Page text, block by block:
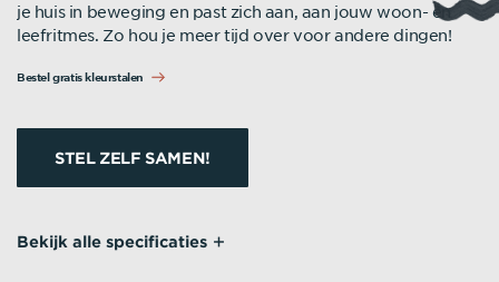
je huis in beweging en past zich aan, aan jouw woon- en
leefritmes. Zo hou je meer tijd over voor andere dingen!
Bestel gratis kleurstalen
STEL ZELF SAMEN!
Bekijk alle specificaties